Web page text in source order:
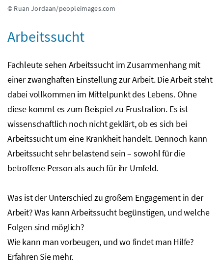
© Ruan Jordaan/peopleimages.com
Arbeitssucht
Fachleute sehen Arbeitssucht im Zusammenhang mit
einer zwanghaften Einstellung zur Arbeit. Die Arbeit steht
dabei vollkommen im Mittelpunkt des Lebens. Ohne
diese kommt es zum Beispiel zu Frustration. Es ist
wissenschaftlich noch nicht geklärt, ob es sich bei
Arbeitssucht um eine Krankheit handelt. Dennoch kann
Arbeitssucht sehr belastend sein – sowohl für die
betroffene Person als auch für ihr Umfeld.
Was ist der Unterschied zu großem Engagement in der
Arbeit? Was kann Arbeitssucht begünstigen, und welche
Folgen sind möglich?
Wie kann man vorbeugen, und wo findet man Hilfe?
Erfahren Sie mehr.